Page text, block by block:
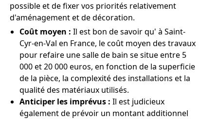
possible et de fixer vos priorités relativement
d'aménagement et de décoration.
Coût moyen : Il est bon de savoir qu' à Saint-
Cyr-en-Val en France, le coût moyen des travaux
pour refaire une salle de bain se situe entre 5
000 et 20 000 euros, en fonction de la superficie
de la pièce, la complexité des installations et la
qualité des matériaux utilisés.
Anticiper les imprévus : Il est judicieux
également de prévoir un montant additionnel